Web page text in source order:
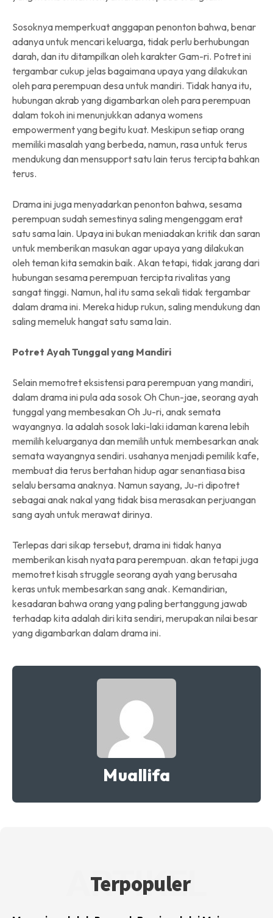
Sosoknya memperkuat anggapan penonton bahwa, benar
adanya untuk mencari keluarga, tidak perlu berhubungan
darah, dan itu ditampilkan oleh karakter Gam-ri. Potret ini
tergambar cukup jelas bagaimana upaya yang dilakukan
oleh para perempuan desa untuk mandiri. Tidak hanya itu,
hubungan akrab yang digambarkan oleh para perempuan
dalam tokoh ini menunjukkan adanya womens
empowerment yang begitu kuat. Meskipun setiap orang
memiliki masalah yang berbeda, namun, rasa untuk terus
mendukung dan mensupport satu lain terus tercipta bahkan
terus.
Drama ini juga menyadarkan penonton bahwa, sesama
perempuan sudah semestinya saling mengenggam erat
satu sama lain. Upaya ini bukan meniadakan kritik dan saran
untuk memberikan masukan agar upaya yang dilakukan
oleh teman kita semakin baik. Akan tetapi, tidak jarang dari
hubungan sesama perempuan tercipta rivalitas yang
sangat tinggi. Namun, hal itu sama sekali tidak tergambar
dalam drama ini. Mereka hidup rukun, saling mendukung dan
saling memeluk hangat satu sama lain.
Potret Ayah Tunggal yang Mandiri
Selain memotret eksistensi para perempuan yang mandiri,
dalam drama ini pula ada sosok Oh Chun-jae, seorang ayah
tunggal yang membesakan Oh Ju-ri, anak semata
wayangnya. Ia adalah sosok laki-laki idaman karena lebih
memilih keluarganya dan memilih untuk membesarkan anak
semata wayangnya sendiri. usahanya menjadi pemilik kafe,
membuat dia terus bertahan hidup agar senantiasa bisa
selalu bersama anaknya. Namun sayang, Ju-ri dipotret
sebagai anak nakal yang tidak bisa merasakan perjuangan
sang ayah untuk merawat dirinya.
Terlepas dari sikap tersebut, drama ini tidak hanya
memberikan kisah nyata para perempuan. akan tetapi juga
memotret kisah struggle seorang ayah yang berusaha
keras untuk membesarkan sang anak. Kemandirian,
kesadaran bahwa orang yang paling bertanggung jawab
terhadap kita adalah diri kita sendiri, merupakan nilai besar
yang digambarkan dalam drama ini.
Muallifa
Terpopuler
ARTIKEL